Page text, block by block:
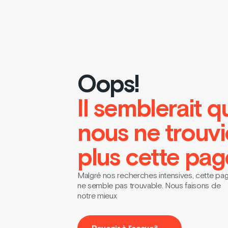
Oops!
Il semblerait
nous ne
plus cette
Malgré nos recherches intensives, cette
ne semble pas trouvable. Nous faisons de
notre mieux